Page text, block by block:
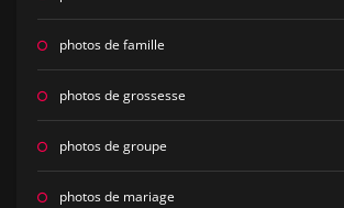
photos de famille
photos de grossesse
photos de groupe
photos de mariage